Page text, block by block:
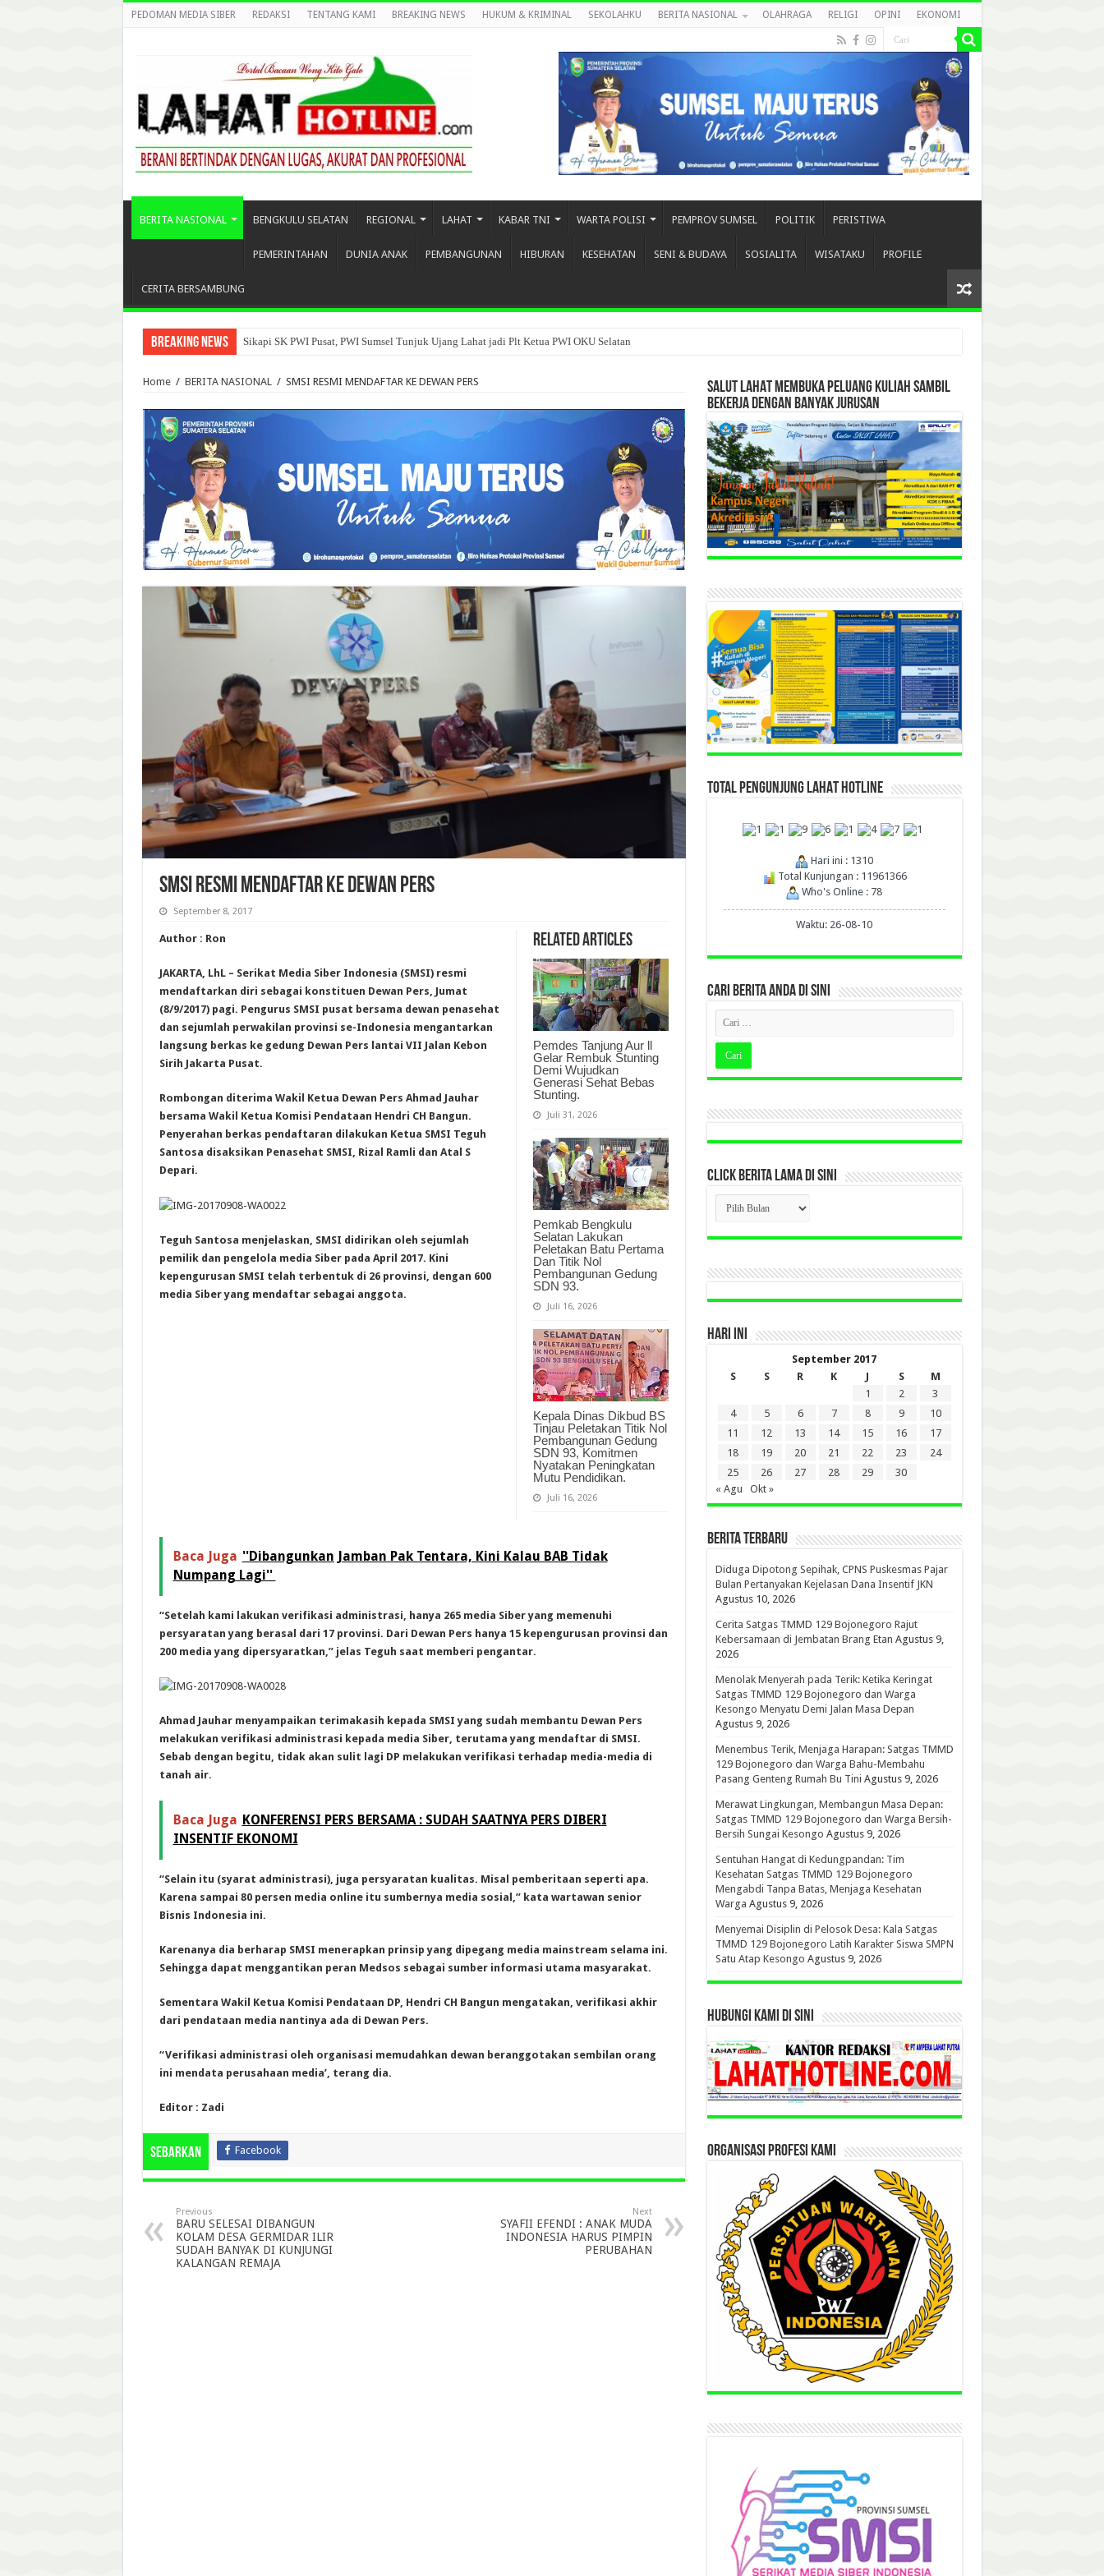
PEDOMAN MEDIA SIBER REDAKSI TENTANG KAMI BREAKING NEWS HUKUM & KRIMINAL SEKOLAHKU BERITA NASIONAL OLAHRAGA RELIGI OPINI EKONOMI
BERITA NASIONAL BENGKULU SELATAN REGIONAL LAHAT KABAR TNI WARTA POLISI PEMPROV SUMSEL POLITIK PERISTIWA
PEMERINTAHAN DUNIA ANAK PEMBANGUNAN HIBURAN KESEHATAN SENI & BUDAYA SOSIALITA WISATAKU PROFILE
CERITA BERSAMBUNG
Breaking News Sikapi SK PWI Pusat, PWI Sumsel Tunjuk Ujang Lahat jadi Plt Ketua PWI OKU Selatan
Home / BERITA NASIONAL / SMSI RESMI MENDAFTAR KE DEWAN PERS
SMSI RESMI MENDAFTAR KE DEWAN PERS
September 8, 2017
Related Articles
Pemdes Tanjung Aur ll
Gelar Rembuk Stunting
Demi Wujudkan
Generasi Sehat Bebas
Stunting.
Juli 31, 2026
Pemkab Bengkulu
Selatan Lakukan
Peletakan Batu Pertama
Dan Titik Nol
Pembangunan Gedung
SDN 93.
Juli 16, 2026
Kepala Dinas Dikbud BS
Tinjau Peletakan Titik Nol
Pembangunan Gedung
SDN 93, Komitmen
Nyatakan Peningkatan
Mutu Pendidikan.
Juli 16, 2026
Author : Ron
JAKARTA, LhL – Serikat Media Siber Indonesia (SMSI) resmi
mendaftarkan diri sebagai konstituen Dewan Pers, Jumat
(8/9/2017) pagi. Pengurus SMSI pusat bersama dewan penasehat
dan sejumlah perwakilan provinsi se-Indonesia mengantarkan
langsung berkas ke gedung Dewan Pers lantai VII Jalan Kebon
Sirih Jakarta Pusat.
Rombongan diterima Wakil Ketua Dewan Pers Ahmad Jauhar
bersama Wakil Ketua Komisi Pendataan Hendri CH Bangun.
Penyerahan berkas pendaftaran dilakukan Ketua SMSI Teguh
Santosa disaksikan Penasehat SMSI, Rizal Ramli dan Atal S
Depari.
Teguh Santosa menjelaskan, SMSI didirikan oleh sejumlah
pemilik dan pengelola media Siber pada April 2017. Kini
kepengurusan SMSI telah terbentuk di 26 provinsi, dengan 600
media Siber yang mendaftar sebagai anggota.
Baca Juga ''Dibangunkan Jamban Pak Tentara, Kini Kalau BAB Tidak
Numpang Lagi''
“Setelah kami lakukan verifikasi administrasi, hanya 265 media Siber yang memenuhi
persyaratan yang berasal dari 17 provinsi. Dari Dewan Pers hanya 15 kepengurusan provinsi dan
200 media yang dipersyaratkan,” jelas Teguh saat memberi pengantar.
Ahmad Jauhar menyampaikan terimakasih kepada SMSI yang sudah membantu Dewan Pers
melakukan verifikasi administrasi kepada media Siber, terutama yang mendaftar di SMSI.
Sebab dengan begitu, tidak akan sulit lagi DP melakukan verifikasi terhadap media-media di
tanah air.
Baca Juga KONFERENSI PERS BERSAMA : SUDAH SAATNYA PERS DIBERI
INSENTIF EKONOMI
“Selain itu (syarat administrasi), juga persyaratan kualitas. Misal pemberitaan seperti apa.
Karena sampai 80 persen media online itu sumbernya media sosial,” kata wartawan senior
Bisnis Indonesia ini.
Karenanya dia berharap SMSI menerapkan prinsip yang dipegang media mainstream selama ini.
Sehingga dapat menggantikan peran Medsos sebagai sumber informasi utama masyarakat.
Sementara Wakil Ketua Komisi Pendataan DP, Hendri CH Bangun mengatakan, verifikasi akhir
dari pendataan media nantinya ada di Dewan Pers.
“Verifikasi administrasi oleh organisasi memudahkan dewan beranggotakan sembilan orang
ini mendata perusahaan media’, terang dia.
Editor : Zadi
Sebarkan Facebook
Previous
BARU SELESAI DIBANGUN
KOLAM DESA GERMIDAR ILIR
SUDAH BANYAK DI KUNJUNGI
KALANGAN REMAJA
Next
SYAFII EFENDI : ANAK MUDA
INDONESIA HARUS PIMPIN
PERUBAHAN
SALUT LAHAT MEMBUKA PELUANG KULIAH SAMBIL
BEKERJA DENGAN BANYAK JURUSAN
TOTAL PENGUNJUNG LAHAT HOTLINE
Hari ini : 1310
Total Kunjungan : 11961366
Who's Online : 78
Waktu: 26-08-10
CARI BERITA ANDA DI SINI
CLICK BERITA LAMA DI SINI
CLICK
BERITA
LAMA
DI
HARI INI
September 2017
S
S R K J S
M
1
2
3
4
5 6 7 8 9
10
11
12 13 14 15 16
17
18
19 20 21 22 23
24
25
26 27 28 29
30
« Agu
Okt »
BERITA TERBARU
Diduga Dipotong Sepihak, CPNS Puskesmas Pajar
Bulan Pertanyakan Kejelasan Dana Insentif JKN
Agustus 10, 2026
Cerita Satgas TMMD 129 Bojonegoro Rajut
Kebersamaan di Jembatan Brang Etan Agustus 9,
2026
Menolak Menyerah pada Terik: Ketika Keringat
Satgas TMMD 129 Bojonegoro dan Warga
Kesongo Menyatu Demi Jalan Masa Depan
Agustus 9, 2026
Menembus Terik, Menjaga Harapan: Satgas TMMD
129 Bojonegoro dan Warga Bahu-Membahu
Pasang Genteng Rumah Bu Tini Agustus 9, 2026
Merawat Lingkungan, Membangun Masa Depan:
Satgas TMMD 129 Bojonegoro dan Warga Bersih-
Bersih Sungai Kesongo Agustus 9, 2026
Sentuhan Hangat di Kedungpandan: Tim
Kesehatan Satgas TMMD 129 Bojonegoro
Mengabdi Tanpa Batas, Menjaga Kesehatan
Warga Agustus 9, 2026
Menyemai Disiplin di Pelosok Desa: Kala Satgas
TMMD 129 Bojonegoro Latih Karakter Siswa SMPN
Satu Atap Kesongo Agustus 9, 2026
HUBUNGI KAMI DI SINI
ORGANISASI PROFESI KAMI